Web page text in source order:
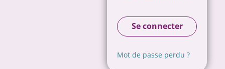
Se connecter
Mot de passe perdu ?